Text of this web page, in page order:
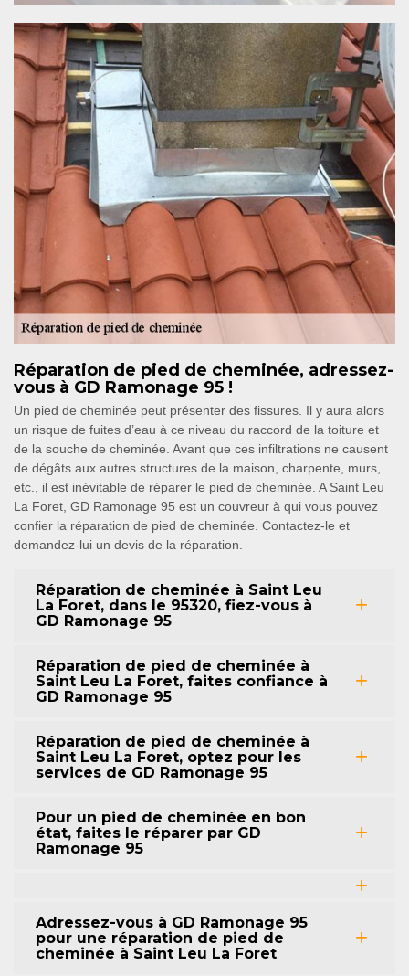
Réparation de pied de cheminée, adressez-
vous à GD Ramonage 95 !
Un pied de cheminée peut présenter des fissures. Il y aura alors
un risque de fuites d’eau à ce niveau du raccord de la toiture et
de la souche de cheminée. Avant que ces infiltrations ne causent
de dégâts aux autres structures de la maison, charpente, murs,
etc., il est inévitable de réparer le pied de cheminée. A Saint Leu
La Foret, GD Ramonage 95 est un couvreur à qui vous pouvez
confier la réparation de pied de cheminée. Contactez-le et
demandez-lui un devis de la réparation.
Réparation de cheminée à Saint Leu
La Foret, dans le 95320, fiez-vous à
GD Ramonage 95
Réparation de pied de cheminée à
Saint Leu La Foret, faites confiance à
GD Ramonage 95
Réparation de pied de cheminée à
Saint Leu La Foret, optez pour les
services de GD Ramonage 95
Pour un pied de cheminée en bon
état, faites le réparer par GD
Ramonage 95
Adressez-vous à GD Ramonage 95
pour une réparation de pied de
cheminée à Saint Leu La Foret